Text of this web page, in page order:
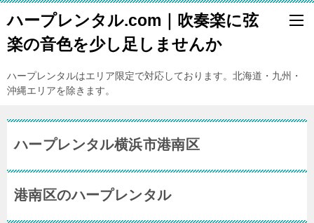
ハープレンタル.com｜吹奏楽に弦
楽の音色を少し足しませんか
ハープレンタルはエリア限定で対応しております。北海道・九州・
沖縄エリアを除きます。
ハープレンタル横浜市港南区
港南区のハープレンタル